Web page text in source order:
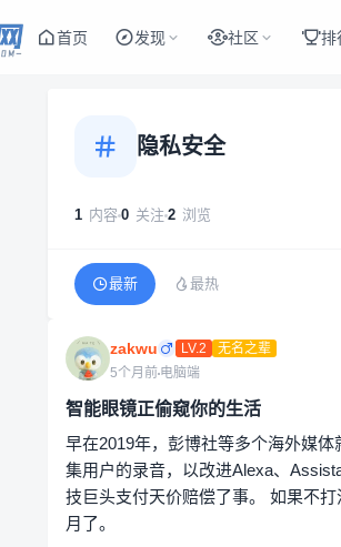
首页 发现 社区 排
隐私安全
1 内容 0 关注 2 浏览
最新 最热
zakwu LV.2
无名之辈
5个月前 电脑端
智能眼镜正偷窥你的生活
早在2019年，彭博社等多个海外媒
集用户的录音，以改进Alexa、
技巨头支付天价赔偿了事。 如果不
月了。